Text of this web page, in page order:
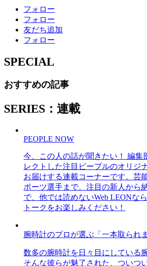
フォロー
フォロー
友だち追加
フォロー
SPECIAL
おすすめの記事
SERIES：連載
PEOPLE NOW
今、この人の話が聞きたい！ 編集
レクトした注目ピープルのオリジ
お届けする連載コーナーです。芸
ポーツ選手まで、注目の新人から
で、他では読めないWeb LEONな
トークをお楽しみください！
腕時計のプロが選ぶ「一本取られ
数多の腕時計を日々目にしている
そんな彼らが魅了された、ついつ